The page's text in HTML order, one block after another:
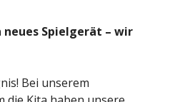
Spielgerät – wir
Bei unserem